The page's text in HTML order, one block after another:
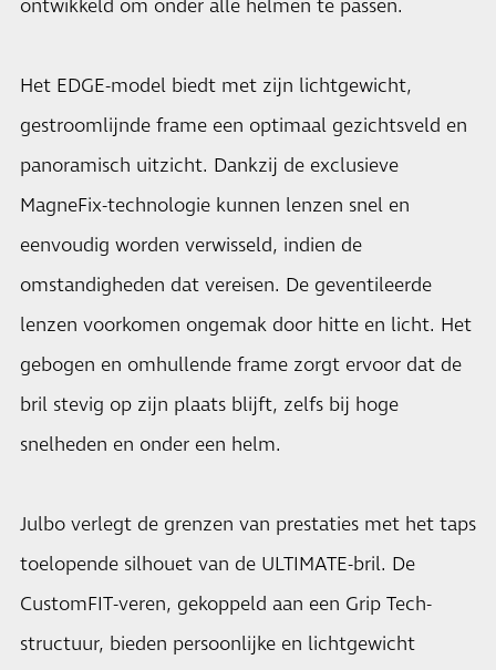
ontwikkeld om onder alle helmen te passen.
Het EDGE-model biedt met zijn lichtgewicht,
gestroomlijnde frame een optimaal gezichtsveld en
panoramisch uitzicht. Dankzij de exclusieve
MagneFix-technologie kunnen lenzen snel en
eenvoudig worden verwisseld, indien de
omstandigheden dat vereisen. De geventileerde
lenzen voorkomen ongemak door hitte en licht. Het
gebogen en omhullende frame zorgt ervoor dat de
bril stevig op zijn plaats blijft, zelfs bij hoge
snelheden en onder een helm.
Julbo verlegt de grenzen van prestaties met het taps
toelopende silhouet van de ULTIMATE-bril. De
CustomFIT-veren, gekoppeld aan een Grip Tech-
structuur, bieden persoonlijke en lichtgewicht